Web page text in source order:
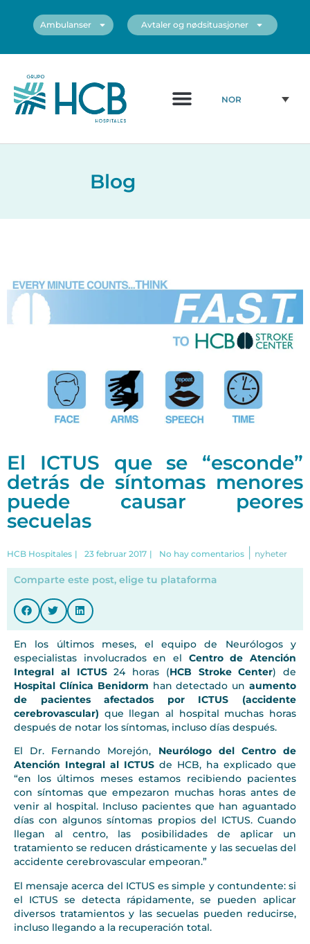
Ambulanser Avtaler og nødsituasjoner
NOR
Blog
El ICTUS que se “esconde”
detrás de síntomas menores
puede causar peores
secuelas
HCB Hospitales | 23 februar 2017 | No hay comentarios nyheter
Comparte este post, elige tu plataforma
En los últimos meses, el equipo de Neurólogos y
especialistas involucrados en el Centro de Atención
Integral al ICTUS24 horas (HCB Stroke Center) de
Hospital Clínica Benidorm han detectado unaumento
de pacientes afectados por ICTUS (accidente
cerebrovascular) que llegan al hospital muchas horas
después de notar los síntomas, incluso días después.
El Dr. Fernando Morejón, Neurólogo del Centro de
Atención Integral al ICTUS de HCB, ha explicado que
“en los últimos meses estamos recibiendo pacientes
con síntomas que empezaron muchas horas antes de
venir al hospital. Incluso pacientes que han aguantado
días con algunos síntomas propios del ICTUS. Cuando
llegan al centro, las posibilidades de aplicar un
tratamiento se reducen drásticamente y las secuelas del
accidente cerebrovascular empeoran.”
El mensaje acerca del ICTUS es simple y contundente: si
el ICTUS se detecta rápidamente, se pueden aplicar
diversos tratamientos y las secuelas pueden reducirse,
incluso llegando a la recuperación total.